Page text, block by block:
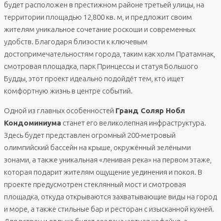
будет расположен в престижном районе третьей улицы, на
территории площадью 12,800 кв. м, и предложит своим
жителям уникальное сочетание роскоши и современных
удобств. Благодаря близости к ключевым
достопримечательностям города, таким как холм Пратамнак,
смотровая площадка, парк Принцессы и статуя Большого
Будды, этот проект идеально подойдёт тем, кто ищет
комфортную жизнь в центре событий.
Одной из главных особенностей Гранд Соляр Нобл
Кондоминиума станет его великолепная инфраструктура.
Здесь будет представлен огромный 200-метровый
олимпийский бассейн на крыше, окружённый зелёными
зонами, а также уникальная «ленивая река» на первом этаже,
которая подарит жителям ощущение уединения и покоя. В
проекте предусмотрен стеклянный мост и смотровая
площадка, откуда открываются захватывающие виды на город
и море, а также стильные бар и ресторан с изысканной кухней.